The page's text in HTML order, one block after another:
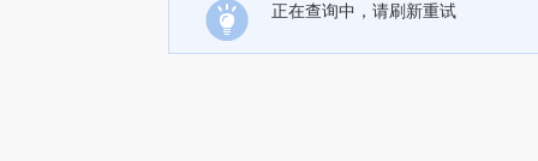
正在查询中，请刷新重试